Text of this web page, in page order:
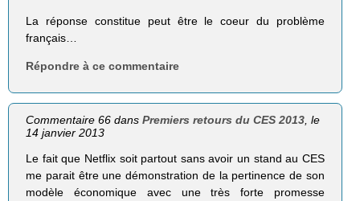
La réponse constitue peut être le coeur du problème
français…
Répondre à ce commentaire
Commentaire 66 dansPremiers retours du CES 2013 , le
14 janvier 2013
Le fait que Netflix soit partout sans avoir un stand au CES
me parait être une démonstration de la pertinence de son
modèle économique avec une très forte promesse